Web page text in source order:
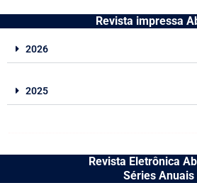
Revista impressa
2026
2025
Revista Eletrônica
Séries Anuais